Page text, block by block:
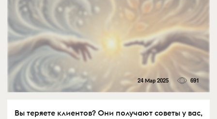
24 Мар 2025 691
Вы теряете клиентов? Они получают советы у вас,